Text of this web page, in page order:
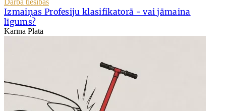
Izmaiņas Profesiju klasifikatorā - vai jāmaina
līgums?
Karīna Platā